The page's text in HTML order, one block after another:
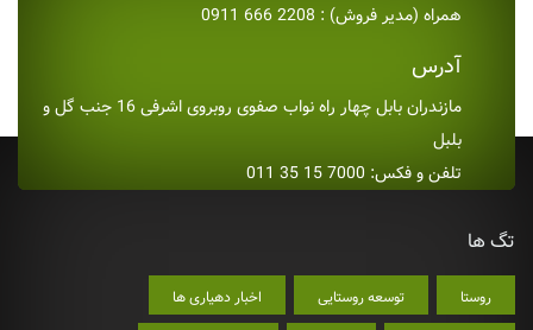
همراه (مدیر فروش) : 2208 666 0911
آدرس
مازندران بابل چهار راه نواب صفوی روبروی اشرفی 16 جنب گل و
بلبل
تلفن و فکس: 7000 15 35 011
تگ ها
روستا توسعه روستایی اخبار دهیاری ها